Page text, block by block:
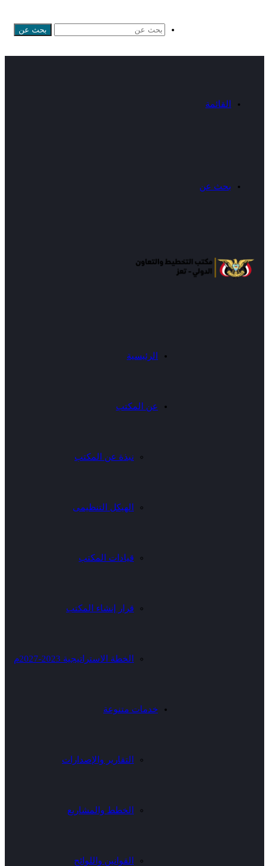
بحث عن
القائمة
بحث عن
الرئيسية
عن المكتب
نبذة عن المكتب
الهيكل التنظيمى
قيادات المكتب
قرار إنشاء المكتب
الخطة الاستراتيجية 2023-2027م
خدمات متنوعة
التقارير والإصدارات
الخطط والمشاريع
القوانين واللوائح